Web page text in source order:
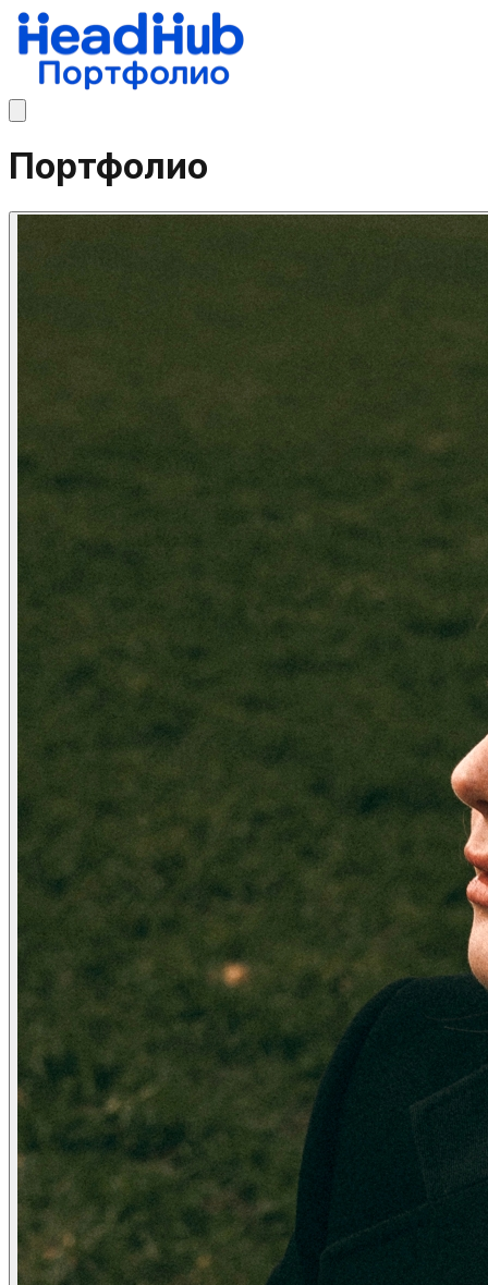
Портфолио